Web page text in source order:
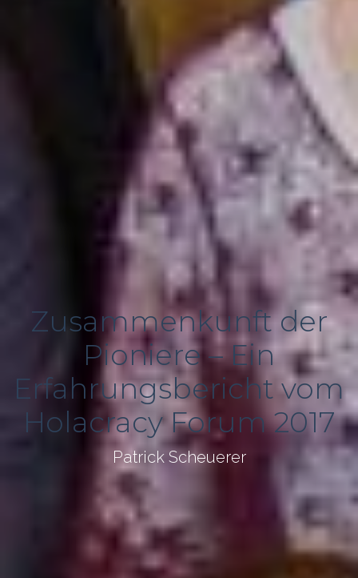
Zusammenkunft der
Pioniere – Ein
Erfahrungsbericht vom
Holacracy Forum 2017
Patrick Scheuerer